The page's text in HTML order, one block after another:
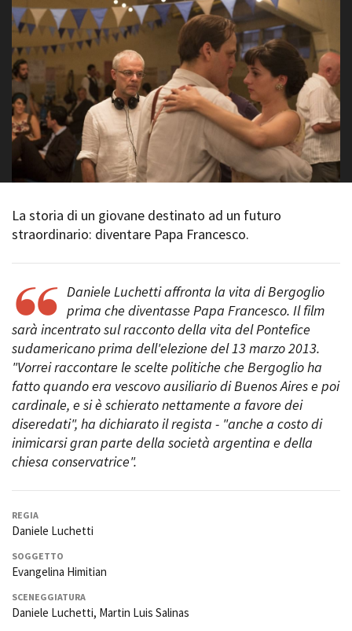
Rete regionale
Bilancio sociale
Amministrazione
trasparente
Bandi e gare
Sostenibilità ambientale
SERVIZI
Servizi generali
Location scouting
Sala Casting
Sala Paolo Tenna
Piemonte Film Tv Fund
Piemonte Film Tv
Development Fund
Piemonte Doc Film Fund
Short Film Fund
PRODUCTION GUIDE
Società di produzione
Strutture di servizio
Professionisti
LOCATION GUIDE
FILM DATABASE
BOOK DATABASE
La Grazia - Immagini e
location della Torino di Paolo
Sorrentino
Open Day
Ciak in TOur!
FESTIVAL, MARKETS,
AWARDS
International Film Festival
Rotterdam
Berlinale Internationalen
Festival de Cannes
Biografilm Festival - Bio to B
Locarno Film Festival
Mostra Internazionale d’Arte
Cinematografica Venezia
Toronto International Film
Festival
Festa del Cinema di Roma
Torino Film Festival
David di Donatello
Nastri d’Argento
Premio Solinas
La storia di un giovane destinato ad un futuro
straordinario: diventare Papa Francesco.
Daniele Luchetti affronta la vita di Bergoglio
prima che diventasse Papa Francesco. Il film
sarà incentrato sul racconto della vita del Pontefice
sudamericano prima dell'elezione del 13 marzo 2013.
"Vorrei raccontare le scelte politiche che Bergoglio ha
fatto quando era vescovo ausiliario di Buenos Aires e poi
cardinale, e si è schierato nettamente a favore dei
diseredati", ha dichiarato il regista - "anche a costo di
inimicarsi gran parte della società argentina e della
chiesa conservatrice".
REGIA
Daniele Luchetti
SOGGETTO
Evangelina Himitian
SCENEGGIATURA
Daniele Luchetti, Martin Luis Salinas